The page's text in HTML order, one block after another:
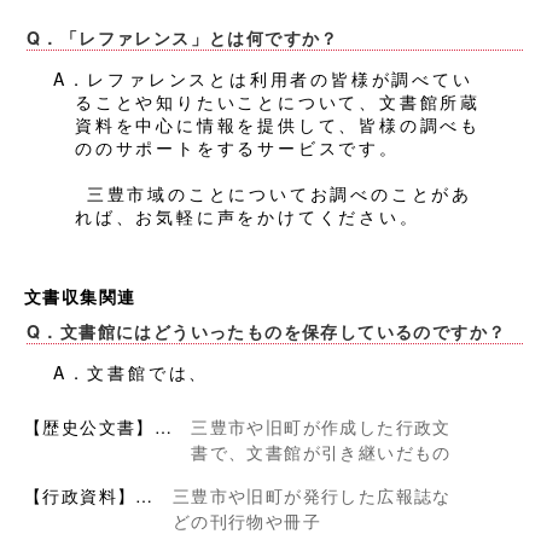
Q．「レファレンス」とは何ですか？
A．レファレンスとは利用者の皆様が調べてい
ることや知りたいことについて、文書館所蔵
資料を中心に情報を提供して、皆様の調べも
ののサポートをするサービスです。
三豊市域のことについてお調べのことがあ
れば、お気軽に声をかけてください。
文書収集関連
Q．文書館にはどういったものを保存しているのですか？
A．文書館では、
【歴史公文書】…
三豊市や旧町が作成した行政文
書で、文書館が引き継いだもの
【行政資料】…
三豊市や旧町が発行した広報誌な
どの刊行物や冊子